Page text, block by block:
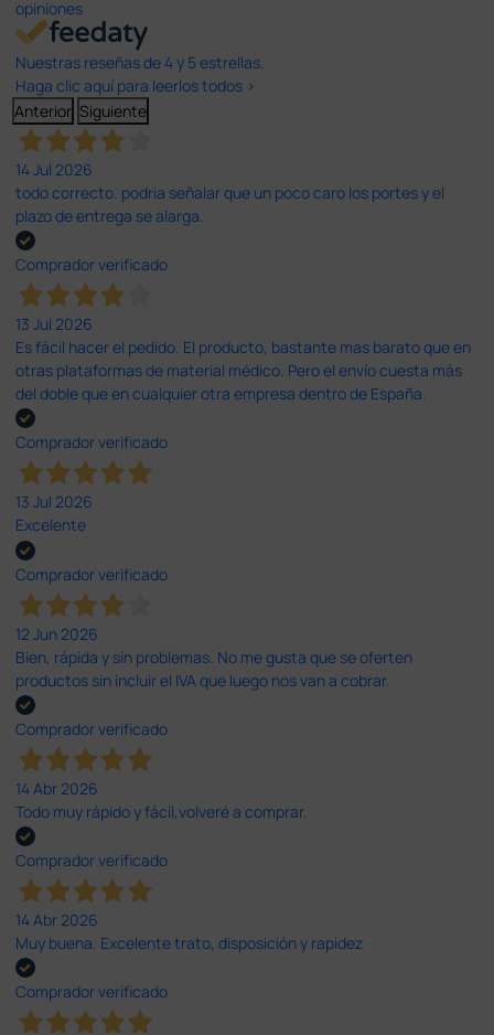
opiniones
Nuestras reseñas de 4 y 5 estrellas.
Haga clic aquí para leerlos todos >
Anterior Siguiente
14 Jul 2026
todo correcto. podria señalar que un poco caro los portes y el
plazo de entrega se alarga.
Comprador verificado
13 Jul 2026
Es fácil hacer el pedido. El producto, bastante mas barato que en
otras plataformas de material médico. Pero el envío cuesta más
del doble que en cualquier otra empresa dentro de España.
Comprador verificado
13 Jul 2026
Excelente
Comprador verificado
12 Jun 2026
Bien, rápida y sin problemas. No me gusta que se oferten
productos sin incluir el IVA que luego nos van a cobrar.
Comprador verificado
14 Abr 2026
Todo muy rápido y fácil,volveré a comprar.
Comprador verificado
14 Abr 2026
Muy buena. Excelente trato, disposición y rapidez
Comprador verificado